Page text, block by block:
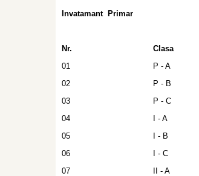
Invatamant Primar
Nr. Clasa
01
P - A
02
P - B
03
P - C
04
I - A
05
I - B
06
I - C
07
II - A